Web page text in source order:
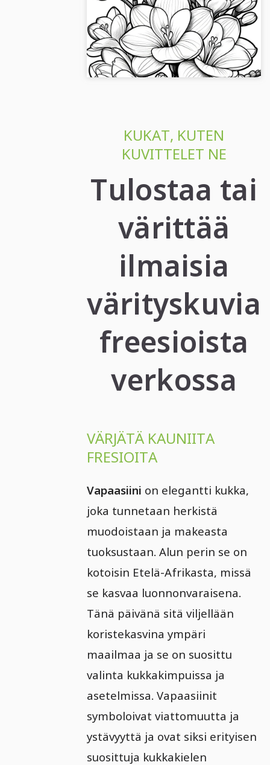
(ilmaiseksi)
Lataa upeita fresioita korkealaatuisesta
värityskuvasta ilman rekisteröitymistä.
Tuodaan väriä kauniisiin kukkiin....
KUKAT, KUTEN
KUVITTELET NE
Tulostaa tai
värittää
ilmaisia
värityskuvia
freesioista
verkossa
VÄRJÄTÄ KAUNIITA
FRESIOITA
Vapaasiini on elegantti kukka,
joka tunnetaan herkistä
muodoistaan ja makeasta
tuoksustaan. Alun perin se on
kotoisin Etelä-Afrikasta, missä
se kasvaa luonnonvaraisena.
Tänä päivänä sitä viljellään
koristekasvina ympäri
maailmaa ja se on suosittu
valinta kukkakimpuissa ja
asetelmissa. Vapaasiinit
symboloivat viattomuutta ja
ystävyyttä ja ovat siksi erityisen
suosittuja kukkakielen